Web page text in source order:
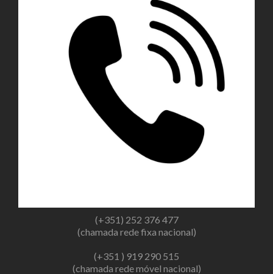
(+351) 252 376 477
(chamada rede fixa nacional)
(+351 ) 919 290 515
(chamada rede móvel nacional)